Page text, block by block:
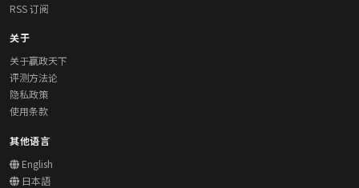
RSS 订阅
关于
关于赢政天下
评测方法论
隐私政策
使用条款
其他语言
English
日本語